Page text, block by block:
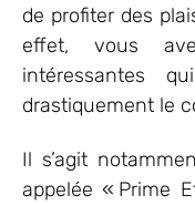
de profiter des
effet, vous
intéressantes
drastiquement le
Il s’agit
appelée « Prime